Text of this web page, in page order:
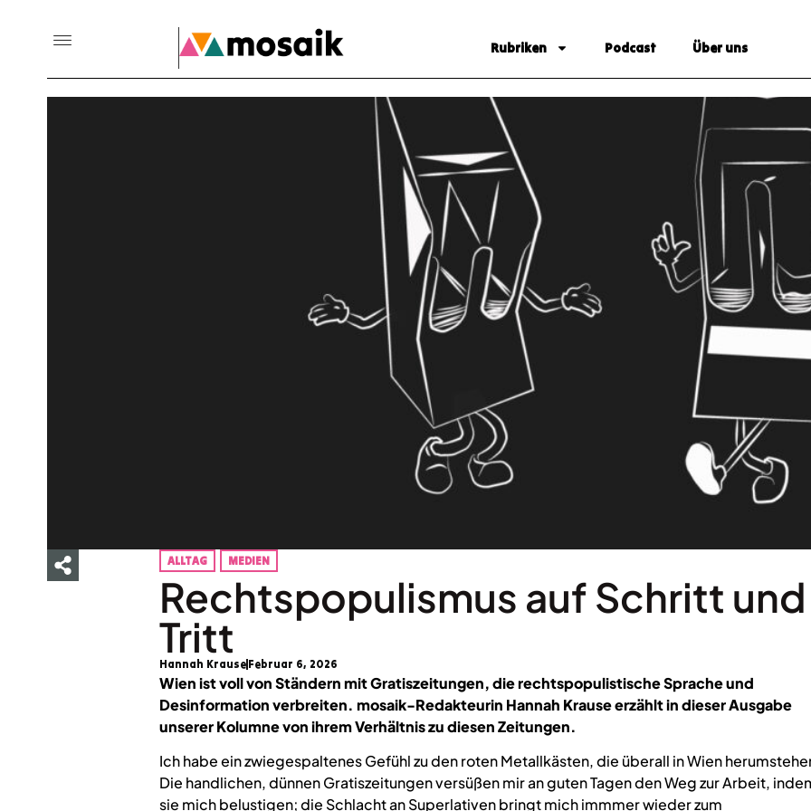
Rubriken Podcast Über uns
ALLTAG MEDIEN
Rechtspopulismus auf Schritt und
Tritt
Hannah Krause Februar 6, 2026
Wien ist voll von Ständern mit Gratiszeitungen, die rechtspopulistische Sprache und
Desinformation verbreiten. mosaik-Redakteurin Hannah Krause erzählt in dieser Ausgabe
unserer Kolumne von ihrem Verhältnis zu diesen Zeitungen.
Ich habe ein zwiegespaltenes Gefühl zu den roten Metallkästen, die überall in Wien
Die handlichen, dünnen Gratiszeitungen versüßen mir an guten Tagen den Weg zur Arbeit,
sie mich belustigen; die Schlacht an Superlativen bringt mich immmer wieder zum